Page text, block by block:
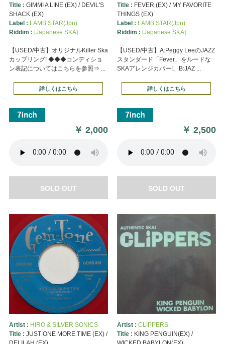
Title : GIMMI A LINE (EX) / DEVIL'S
SHACK (EX)
Label : LAMB STAR(Jpn)
Riddim : [Japanese SKA]
【USED/中古】オリジナルKiller Ska
カップリング! ◆◆◆コンディショ
ン表記についてはこちらを参照⇒ ...
詳しくはこちら
￥2,000
SOLD OUT
Title : FEVER (EX) / MY FAVORITE
THINGS (EX)
Label : LAMB STAR(Jpn)
Riddim : [Japanese SKA]
【USED/中古】A:Peggy LeeのJAZZ
スタンダード「Fever」をルードな
SKAアレンジカバー!、B:JAZ ...
詳しくはこちら
￥2,500
SOLD OUT
Artist : HIRO & SILVER SONICS
Title : JUST ONE MORE TIME (EX) /
Artist : CLIPPERS
Title : KING PENGUIN(EX) /